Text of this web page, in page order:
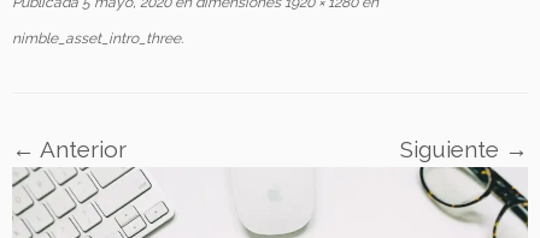
nimble_asset_intro_three.
← Anterior Siguiente →